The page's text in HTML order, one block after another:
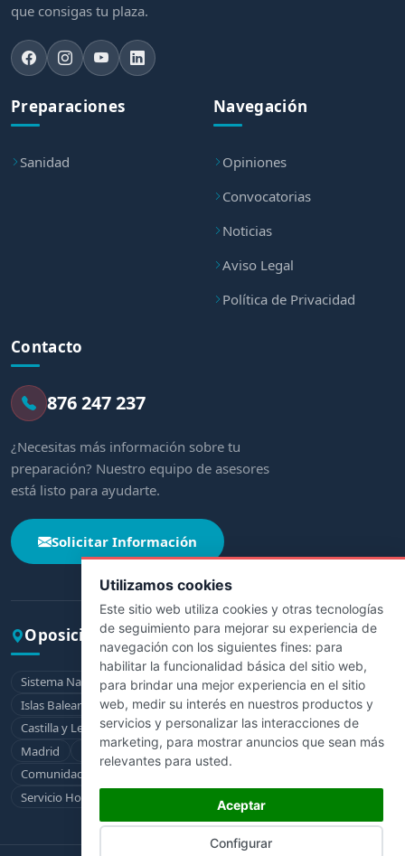
Utilizamos cookies
Este sitio web utiliza cookies y otras tecnologías
de seguimiento para mejorar su experiencia de
navegación con los siguientes fines: para
habilitar la funcionalidad básica del sitio web,
para brindar una mejor experiencia en el sitio
web, medir su interés en nuestros productos y
servicios y personalizar las interacciones de
marketing, para mostrar anuncios que sean más
relevantes para usted.
Aceptar
Configurar
que consigas tu plaza.
Preparaciones
Sanidad
Navegación
Opiniones
Convocatorias
Noticias
Aviso Legal
Política de Privacidad
Contacto
876 247 237
¿Necesitas más información sobre tu
preparación? Nuestro equipo de asesores
está listo para ayudarte.
Solicitar Información
Oposiciones por comunidad
Sistema Nacional de Salud Andalucía Aragón
Asturias
Islas Baleares
Canarias Cantabria
Castilla-La Mancha
Castilla y León
Cataluña Extremadura Galicia
La Rioja
Madrid
Murcia Navarra
País Vasco
Comunidad Valenciana
Servicio Hospitalario de la Defensa